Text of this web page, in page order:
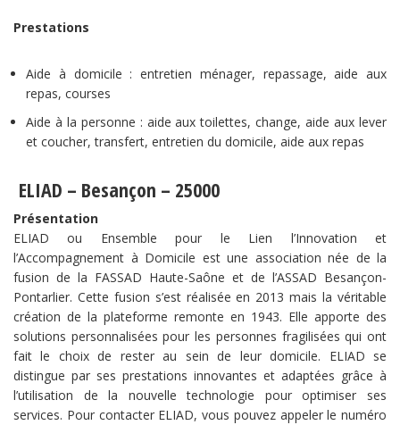
Prestations
Aide à domicile : entretien ménager, repassage, aide aux
repas, courses
Aide à la personne : aide aux toilettes, change, aide aux lever
et coucher, transfert, entretien du domicile, aide aux repas
ELIAD – Besançon – 25000
Présentation
ELIAD ou Ensemble pour le Lien l’Innovation et
l’Accompagnement à Domicile est une association née de la
fusion de la FASSAD Haute-Saône et de l’ASSAD Besançon-
Pontarlier. Cette fusion s’est réalisée en 2013 mais la véritable
création de la plateforme remonte en 1943. Elle apporte des
solutions personnalisées pour les personnes fragilisées qui ont
fait le choix de rester au sein de leur domicile. ELIAD se
distingue par ses prestations innovantes et adaptées grâce à
l’utilisation de la nouvelle technologie pour optimiser ses
services. Pour contacter ELIAD, vous pouvez appeler le numéro